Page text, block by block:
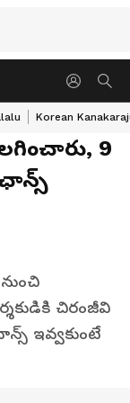
Korean
9
ఛాన్స్
చిరంజీవి
ఇవ్వకుంటే